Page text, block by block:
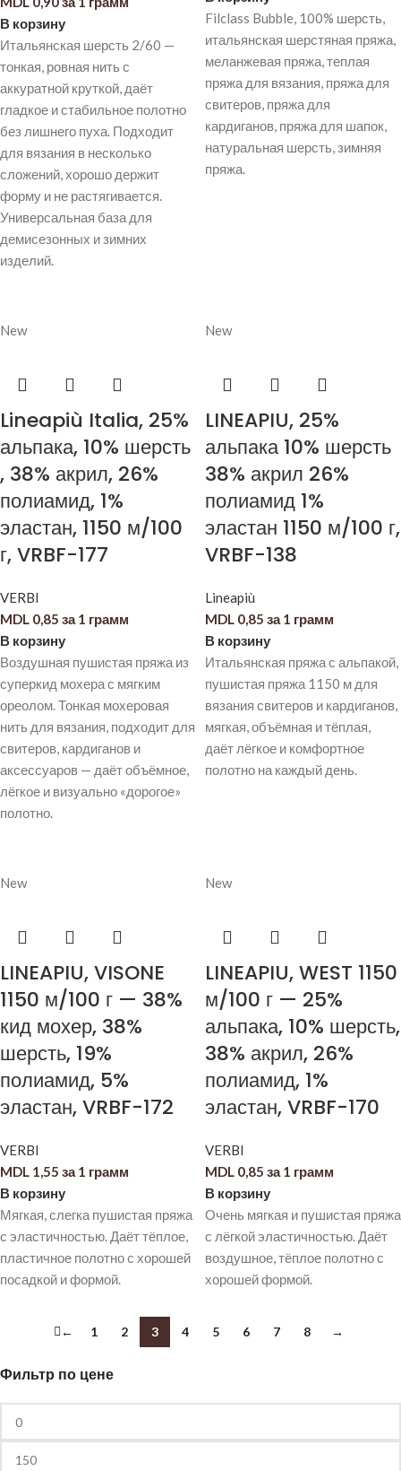
Фильтр по цене
В корзину
Итальянская шерсть 2/60 —
тонкая, ровная нить с
аккуратной круткой, даёт
гладкое и стабильное полотно
без лишнего пуха. Подходит
для вязания в несколько
сложений, хорошо держит
форму и не растягивается.
Универсальная база для
демисезонных и зимних
изделий.
Filclass Bubble, 100% шерсть,
итальянская шерстяная пряжа,
меланжевая пряжа, теплая
пряжа для вязания, пряжа для
свитеров, пряжа для
кардиганов, пряжа для шапок,
натуральная шерсть, зимняя
пряжа.
New
Lineapiù Italia, 25%
альпака, 10% шерсть
, 38% акрил, 26%
полиамид, 1%
эластан, 1150 м/100
г, VRBF-177
VERBI
MDL 0,85 за 1 грамм
В корзину
Воздушная пушистая пряжа из
суперкид мохера с мягким
ореолом. Тонкая мохеровая
нить для вязания, подходит для
свитеров, кардиганов и
аксессуаров — даёт объёмное,
лёгкое и визуально «дорогое»
полотно.
New
LINEAPIU, 25%
альпака 10% шерсть
38% акрил 26%
полиамид 1%
эластан 1150 м/100 г,
VRBF-138
Lineapiù
MDL 0,85 за 1 грамм
В корзину
Итальянская пряжа с альпакой,
пушистая пряжа 1150 м для
вязания свитеров и кардиганов,
мягкая, объёмная и тёплая,
даёт лёгкое и комфортное
полотно на каждый день.
New
LINEAPIU, VISONE
1150 м/100 г — 38%
кид мохер, 38%
шерсть, 19%
полиамид, 5%
эластан, VRBF-172
VERBI
MDL 1,55 за 1 грамм
В корзину
Мягкая, слегка пушистая пряжа
с эластичностью. Даёт тёплое,
пластичное полотно с хорошей
посадкой и формой.
New
LINEAPIU, WEST 1150
м/100 г — 25%
альпака, 10% шерсть,
38% акрил, 26%
полиамид, 1%
эластан, VRBF-170
VERBI
MDL 0,85 за 1 грамм
В корзину
Очень мягкая и пушистая пряжа
с лёгкой эластичностью. Даёт
воздушное, тёплое полотно с
хорошей формой.
← 1 2 3 4 5 6 7 8 →